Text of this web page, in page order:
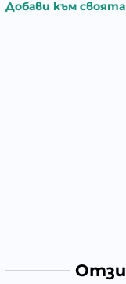
Добави към